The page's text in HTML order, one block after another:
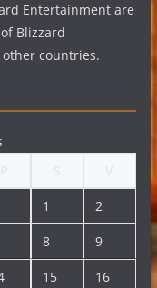
Entertainment are
Blizzard
countries.
1 2
8 9
15 16